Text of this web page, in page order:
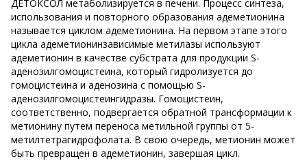
ДЕТОКСОЛ метаболизируется в печени. Процесс синтеза,
использования и повторного образования адеметионина
называется циклом адеметионина. На первом этапе этого
цикла адеметионинзависимые метилазы используют
адеметионин в качестве субстрата для продукции S-
аденозилгомоцистеина, который гидролизуется до
гомоцистеина и аденозина с помощью S-
аденозилгомоцистеингидразы. Гомоцистеин,
соответственно, подвергается обратной трансформации к
метионину путем переноса метильной группы от 5-
метилтетрагидрофолата. В свою очередь, метионин может
быть превращен в адеметионин, завершая цикл.